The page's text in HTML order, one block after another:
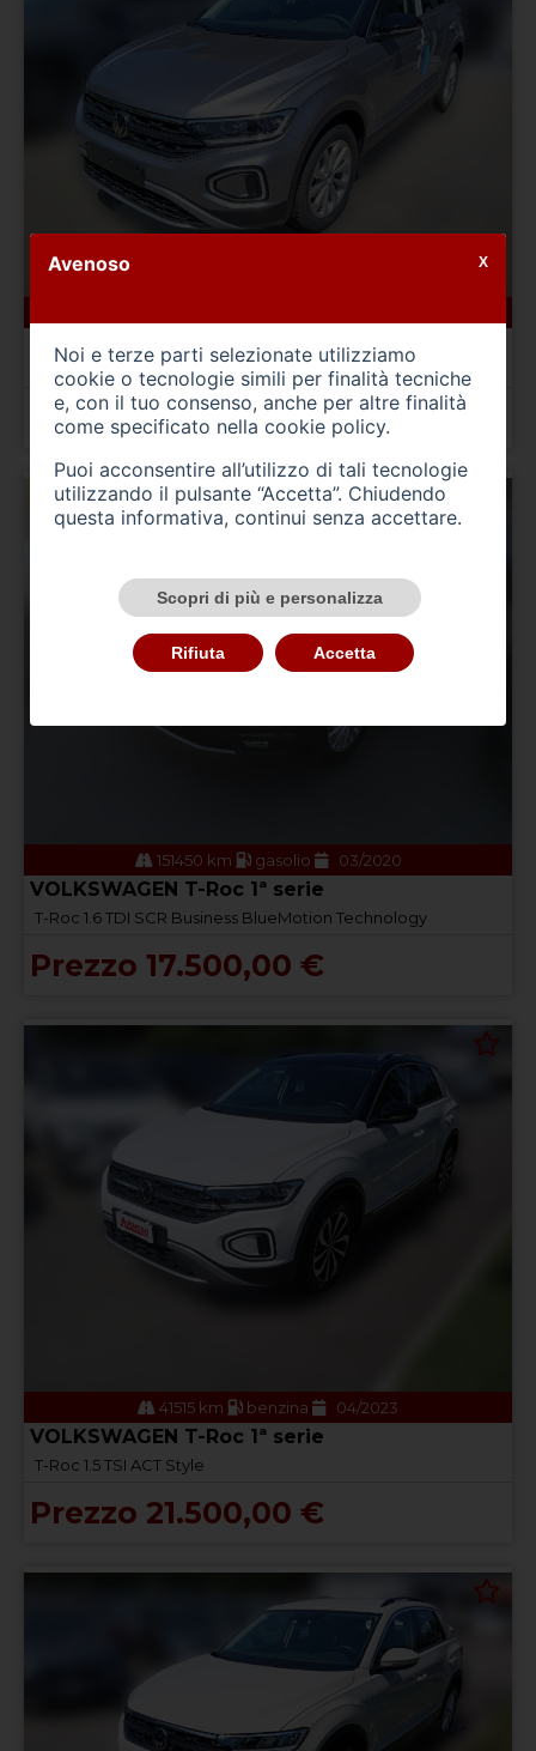
VOLKSWAGEN T-Roc
T-Roc 2.0 TDI SCR Edition Plus
Prezzo 33.000,00 €
151450 km gasolio 03/2020
VOLKSWAGEN T-Roc 1ª serie
T-Roc 1.6 TDI SCR Business BlueMotion Technology
Prezzo 17.500,00 €
41515 km benzina 04/2023
VOLKSWAGEN T-Roc 1ª serie
T-Roc 1.5 TSI ACT Style
Prezzo 21.500,00 €
Avenoso
Noi e terze parti selezionate utilizziamo
cookie o tecnologie simili per finalità tecniche
e, con il tuo consenso, anche per altre finalità
come specificato nella cookie policy.
Puoi acconsentire all’utilizzo di tali tecnologie
utilizzando il pulsante “Accetta”. Chiudendo
questa informativa, continui senza accettare.
Scopri di più e personalizza
Rifiuta Accetta
X